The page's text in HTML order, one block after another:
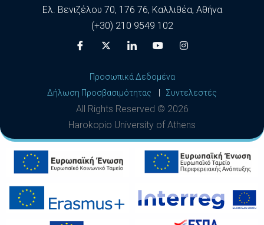
Ελ. Βενιζέλου 70, 176 76, Καλλιθέα, Αθήνα
(+30) 210 9549 102
Προσωπικά Δεδομένα
Δήλωση Προσβασιμότητας
Συντελεστές
All Rights Reserved © 2026
Harokopio University of Athens